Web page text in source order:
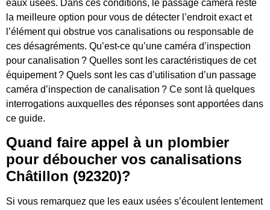
eaux usées. Dans ces conditions, le passage caméra reste
la meilleure option pour vous de détecter l’endroit exact et
l’élément qui obstrue vos canalisations ou responsable de
ces désagréments. Qu’est-ce qu’une caméra d’inspection
pour canalisation ? Quelles sont les caractéristiques de cet
équipement ? Quels sont les cas d’utilisation d’un passage
caméra d’inspection de canalisation ? Ce sont là quelques
interrogations auxquelles des réponses sont apportées dans
ce guide.
Quand faire appel à un plombier
pour déboucher vos canalisations
Châtillon (92320)?
Si vous remarquez que les eaux usées s’écoulent lentement